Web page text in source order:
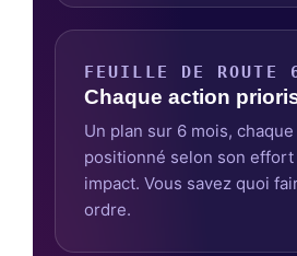
FEUILLE DE ROUTE
Chaque action
Un plan sur 6 mois,
positionné selon son effort
impact. Vous savez quoi
ordre.